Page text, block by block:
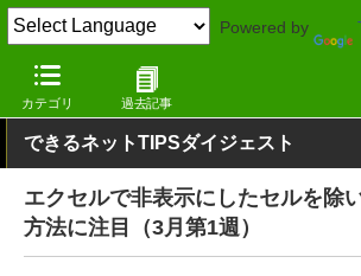
Powered by
カテゴリ 過去記事
窓の杜 その他の話題
できるネットTIPSダイジェスト
エクセルで非表示にしたセルを除
方法に注目（3月第1週）